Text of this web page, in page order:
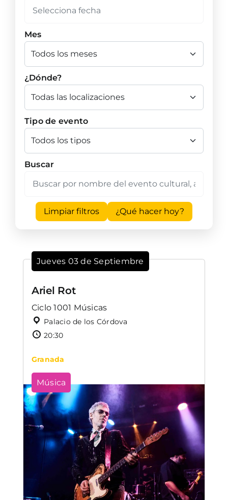
Mes
¿Dónde?
Tipo de evento
Buscar
Limpiar filtros ¿Qué hacer hoy?
Jueves 03 de Septiembre
Ariel Rot
Ciclo 1001 Músicas
Palacio de los Córdova
20:30
Granada
Música